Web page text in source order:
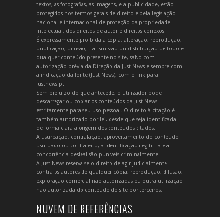
textos, as fotografias, as imagens, e a publicidade, estão
protegidos nos termos gerais de direito e pela legislação
nacional e internacional de proteção da propriedade
intelectual, dos direitos de autor e direitos conexos.
É expressamente proibida a cópia, alteração, reprodução,
publicação, difusão, transmissão ou distribuição de todo e
qualquer conteúdo presente no site, salvo com
autorização prévia da Direção da Just News e sempre com
a indicação da fonte (Just News), com o link para
justnews.pt.
Sem prejuízo do que antecede, o utilizador pode
descarregar ou copiar os conteúdos da Just News
estritamente para seu uso pessoal. O direito à citação é
também autorizado por lei, desde que seja identificada
de forma clara a origem dos conteúdos citados.
A usurpação, contrafação, aproveitamento do conteúdo
usurpado ou contrafeito, a identificação ilegítima e a
concorrência desleal são puníveis criminalmente.
A Just News reserva-se o direito de agir judicialmente
contra os autores de qualquer cópia, reprodução, difusão,
exploração comercial não autorizadas ou outra utilização
não autorizada do conteúdo do site por terceiros.
NUVEM DE REFERÊNCIAS